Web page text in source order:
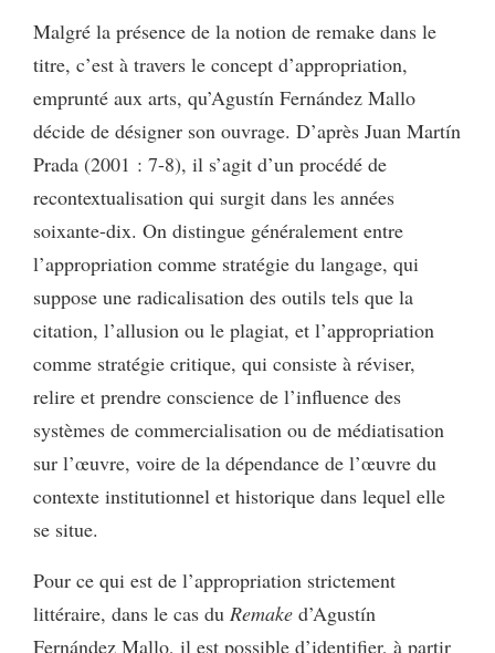
Malgré la présence de la notion de remake dans le
titre, c’est à travers le concept d’appropriation,
emprunté aux arts, qu’Agustín Fernández Mallo
décide de désigner son ouvrage. D’après Juan Martín
Prada (2001 : 7-8), il s’agit d’un procédé de
recontextualisation qui surgit dans les années
soixante-dix. On distingue généralement entre
l’appropriation comme stratégie du langage, qui
suppose une radicalisation des outils tels que la
citation, l’allusion ou le plagiat, et l’appropriation
comme stratégie critique, qui consiste à réviser,
relire et prendre conscience de l’influence des
systèmes de commercialisation ou de médiatisation
sur l’œuvre, voire de la dépendance de l’œuvre du
contexte institutionnel et historique dans lequel elle
se situe.
Pour ce qui est de l’appropriation strictement
littéraire, dans le cas du Remake d’Agustín
Fernández Mallo, il est possible d’identifier, à partir